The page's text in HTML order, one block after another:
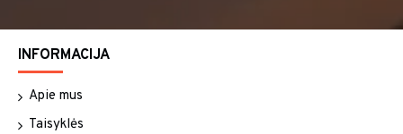
INFORMACIJA
Apie mus
Taisyklės